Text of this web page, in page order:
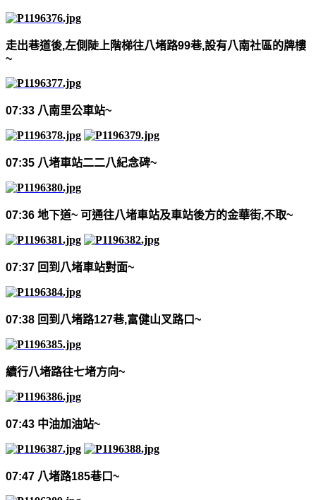
走出巷道後,左側陡上階梯往八堵路99巷,設有八南社區的牌樓
~
07:33 八南里公車站~
07:35 八堵車站二二八紀念碑~
07:36 地下道~ 可通往八堵車站及車站後方的金華街,不取~
07:37 回到八堵車站對面~
07:38 回到八堵路127巷,富健山叉路口~
續行八堵路往七堵方向~
07:43 中油加油站~
07:47 八堵路185巷口~